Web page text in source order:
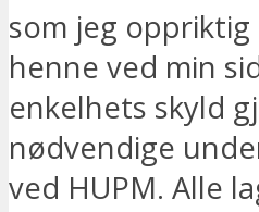
som jeg
henne ved min
enkelhets skyld
nødvendige
ved HUPM. Alle